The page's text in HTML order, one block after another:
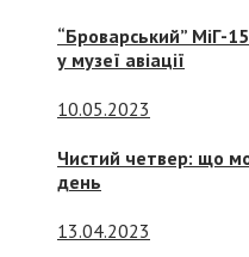
“Броварський” МіГ-
у музеї авіації
10.05.2023
Чистий четвер: що
день
13.04.2023